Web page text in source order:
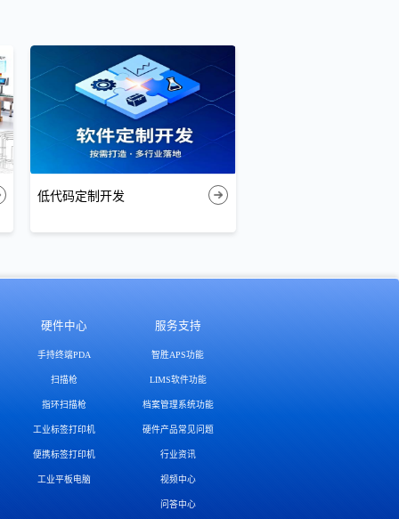
低代码定制开发
硬件中心
手持终端PDA
扫描枪
指环扫描枪
工业标签打印机
便携标签打印机
工业平板电脑
服务支持
智胜APS功能
LIMS软件功能
档案管理系统功能
硬件产品常见问题
行业资讯
视频中心
问答中心